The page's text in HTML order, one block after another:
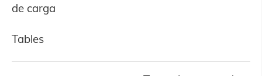
de carga
Tables